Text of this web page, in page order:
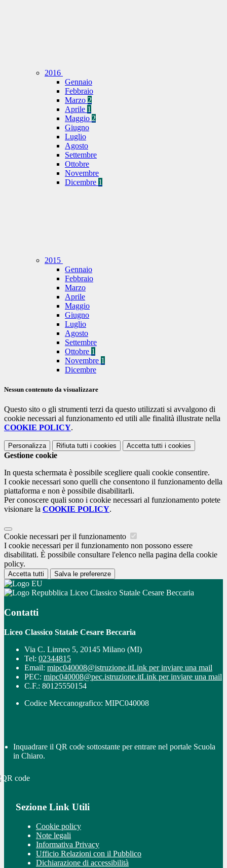
2016
Gennaio
Febbraio
Marzo 2
Aprile 1
Maggio 2
Giugno
Luglio
Agosto
Settembre
Ottobre
Novembre
Dicembre 1
2015
Gennaio
Febbraio
Marzo
Aprile
Maggio
Giugno
Luglio
Agosto
Settembre
Ottobre 1
Novembre 1
Dicembre
Nessun contenuto da visualizzare
Questo sito o gli strumenti terzi da questo utilizzati si avvalgono di
cookie necessari al funzionamento ed utili alle finalità illustrate nella
COOKIE POLICY.
Personalizza Rifiuta tutti i cookies Accetta tutti i cookies
Gestione cookie
In questa schermata è possibile scegliere quali cookie consentire.
I cookie necessari sono quelli che consentono il funzionamento della
piattaforma e non è possibile disabilitarli.
Per conoscere quali sono i cookie necessari al funzionamento potete
visionare la COOKIE POLICY.
Cookie necessari per il funzionamento
I cookie necessari per il funzionamento non possono essere
disabilitati. È possibile consultare l'elenco nella pagina della cookie
policy.
Accetta tutti Salva le preferenze
Liceo Classico Statale Cesare Beccaria
Contatti
Liceo Classico Statale Cesare Beccaria
Via C. Linneo 5, 20145 Milano (MI)
Tel: 02344815
Email: mipc040008@istruzione.itLink per inviare una mail
PEC: mipc040008@pec.istruzione.itLink per inviare una mail
C.F.: 80125550154
Codice Meccanografico: MIPC040008
Inquadrare il QR code sottostante per entrare nel portale Scuola
in Chiaro.
Sezione Link Utili
Cookie policy
Note legali
Informativa Privacy
Ufficio Relazioni con il Pubblico
Dichiarazione di accessibilità